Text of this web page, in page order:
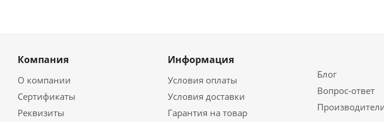
Компания
О компании
Сертификаты
Реквизиты
Информация
Условия оплаты
Условия доставки
Гарантия на товар
Блог
Вопрос-ответ